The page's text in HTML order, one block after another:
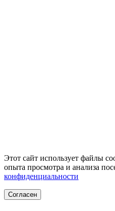
Этот сайт использует файлы
опыта просмотра и анализа
конфиденциальности
Согласен